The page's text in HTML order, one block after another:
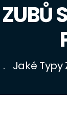
Jaké Typy